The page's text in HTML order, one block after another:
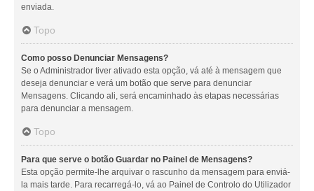
enviada.
Topo
Como posso Denunciar Mensagens?
Se o Administrador tiver ativado esta opção, vá até à mensagem que
deseja denunciar e verá um botão que serve para denunciar
Mensagens. Clicando ali, será encaminhado às etapas necessárias
para denunciar a mensagem.
Topo
Para que serve o botão Guardar no Painel de Mensagens?
Esta opção permite-lhe arquivar o rascunho da mensagem para enviá-
la mais tarde. Para recarregá-lo, vá ao Painel de Controlo do Utilizador